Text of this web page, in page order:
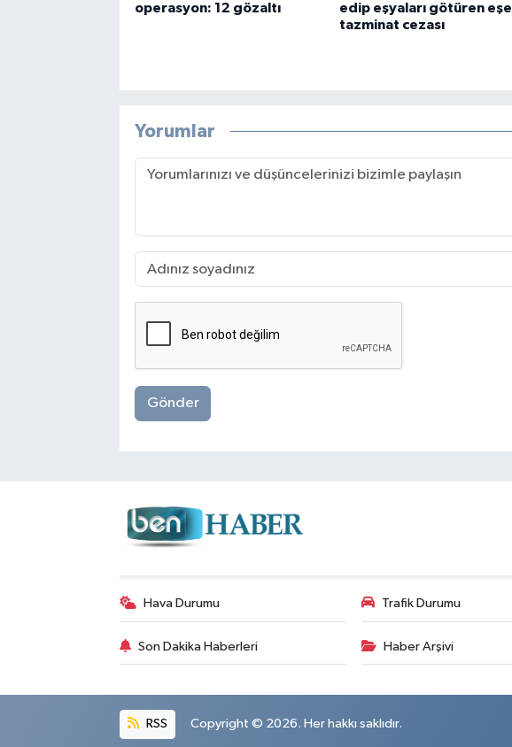
operasyon: 12 gözaltı
edip eşyaları götüren eşe
tazminat cezası
Yorumlar
Gönder
Hava Durumu Trafik Durumu
Son Dakika Haberleri Haber Arşivi
RSS Copyright © 2026. Her hakkı saklıdır.